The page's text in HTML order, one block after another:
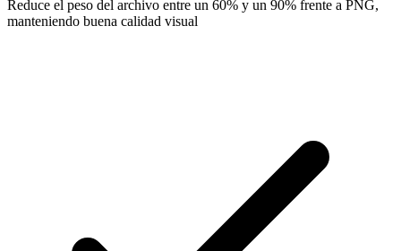
Reduce el peso del archivo entre un 60% y un 90% frente a PNG,
manteniendo buena calidad visual